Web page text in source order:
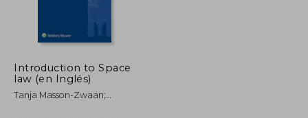
Introduction to Space
law (en Inglés)
Tanja Masson-Zwaan;